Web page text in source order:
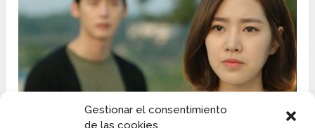
Gestionar el consentimiento
de las cookies